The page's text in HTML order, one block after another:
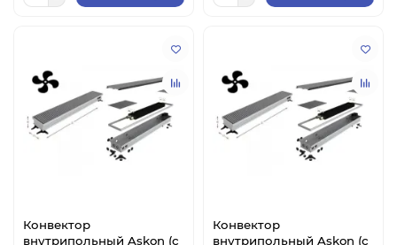
Конвектор
внутрипольный Askon (с
Конвектор
внутрипольный Askon (с